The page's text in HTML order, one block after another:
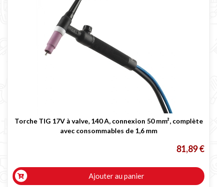
Torche TIG 17V à valve, 140 A, connexion 50 mm², complète
avec consommables de 1,6 mm
81,89 €
Ajouter au panier